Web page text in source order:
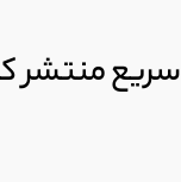
سریع منتشر